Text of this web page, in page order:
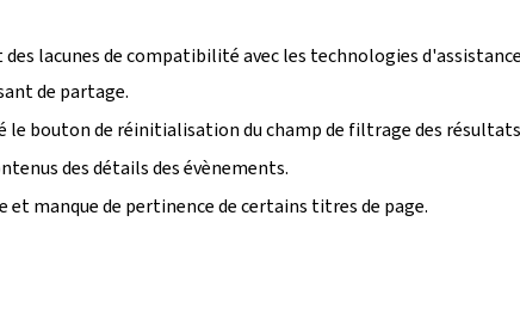
lacunes de compatibilité avec les technologies
de partage.
le bouton de réinitialisation du champ de filtrage des
des détails des évènements.
et manque de pertinence de certains titres de page.